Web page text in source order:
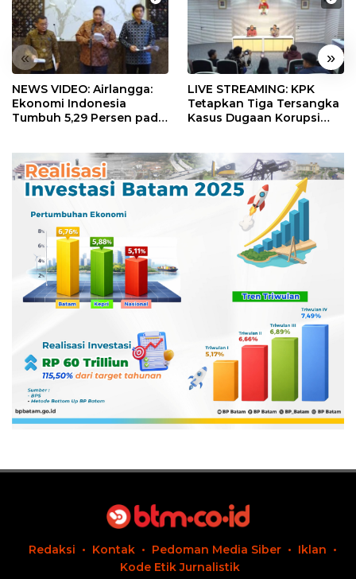
« »
NEWS VIDEO: Airlangga:
Ekonomi Indonesia
Tumbuh 5,29 Persen pada
LIVE STREAMING: KPK
Tetapkan Tiga Tersangka
Kasus Dugaan Korupsi
Redaksi Kontak Pedoman Media Siber
Iklan
Kode Etik Jurnalistik